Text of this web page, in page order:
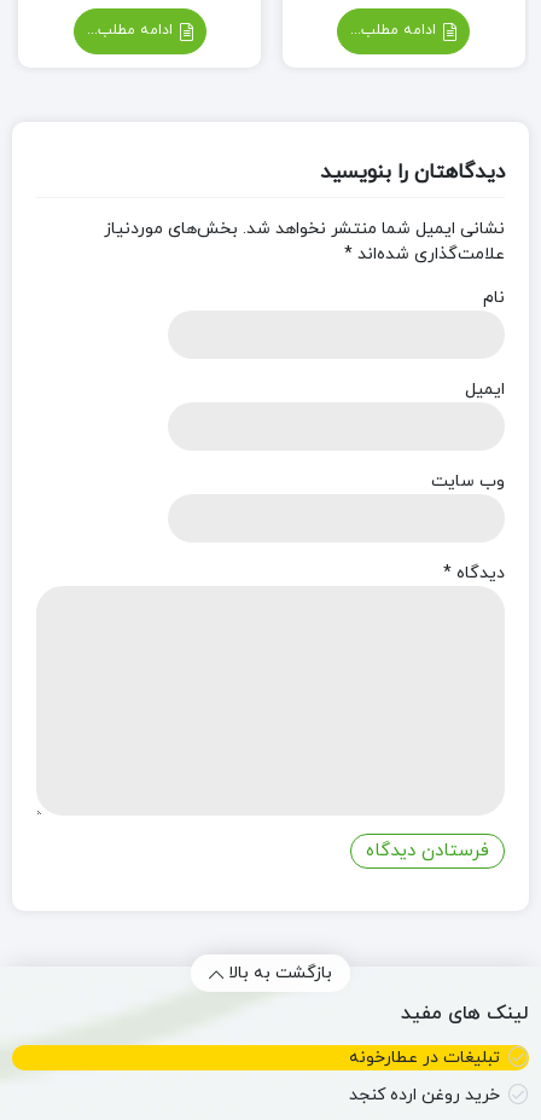
ادامه مطلب... ادامه مطلب...
دیدگاهتان را بنویسید
نشانی ایمیل شما منتشر نخواهد شد. بخش‌های موردنیاز
علامت‌گذاری شده‌اند *
نام
ایمیل
وب‌ سایت
دیدگاه *
بازگشت به بالا
لینک های مفید
تبلیغات در عطارخونه
خرید روغن ارده کنجد